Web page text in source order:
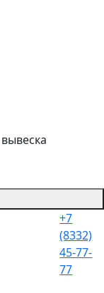
+7
(8332)
45-77-
77